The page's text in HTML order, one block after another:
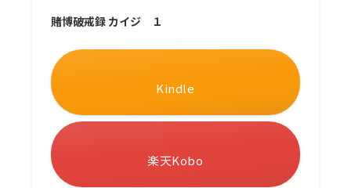
賭博破戒録 カイジ １
Kindle
楽天Kobo